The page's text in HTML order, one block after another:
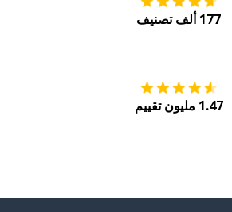
177 ألف تصنيف
1.47 مليون تقييم